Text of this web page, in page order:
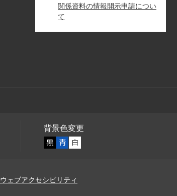
関係資料の情報開示申請につい
て
背景色変更
ウェブアクセシビリティ